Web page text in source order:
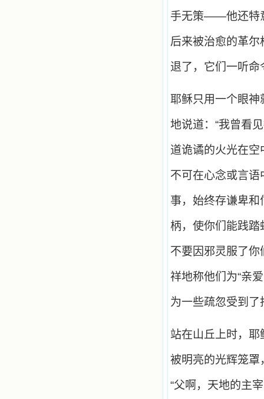
手无策——他还特
后来被治愈的革
退了，它们一听命
耶稣只用一个眼神
地说道：“我曾看
道诡谲的火光在
不可在心念或言
事，始终存谦卑和
柄，使你们能践踏
不要因邪灵服了你
祥地称他们为“亲
为一些疏忽受到
站在山丘上时，
被明亮的光辉笼罩
“父啊，天地的主